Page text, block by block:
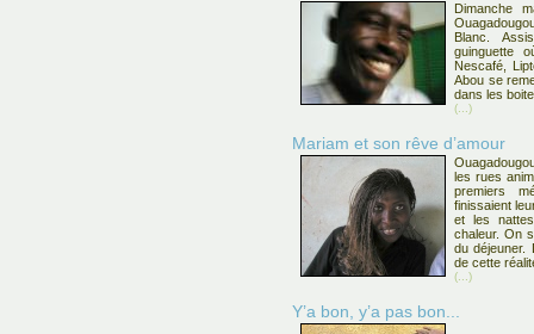
Dimanche
Blanc.
guinguette
Nescafé,
Abou se
dans les
(...)
Mariam et son rêve d’amour
les rues
premiers
finissaient
et les
chaleur. On
du déjeuner.
de cette
(...)
Y’a bon, y’a pas bon...